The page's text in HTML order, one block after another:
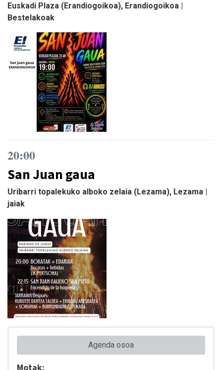
Euskadi Plaza (Erandiogoikoa), Erandiogoikoa |
Bestelakoak
20:00
San Juan gaua
Uribarri topalekuko alboko zelaia (Lezama), Lezama |
jaiak
Agenda osoa
Motak: